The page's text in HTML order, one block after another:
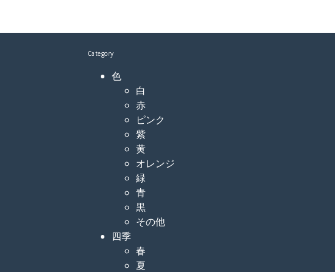
Category
色
白
赤
ピンク
紫
黄
オレンジ
緑
青
黒
その他
四季
春
夏